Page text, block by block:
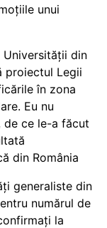
unui
Universității din
proiectul Legii
în zona
Eu nu
ce le-a făcut
din România
generaliste din
numărul de
la